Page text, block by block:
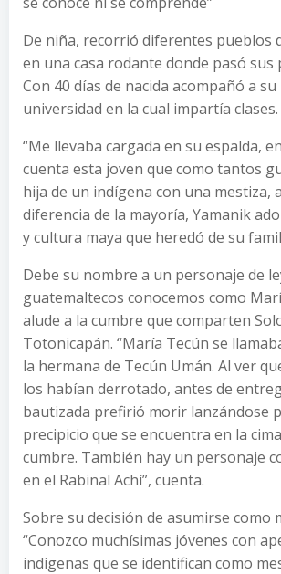
De niña, recorrió diferentes pueblos
en una casa rodante donde pasó sus
Con 40 días de nacida acompañó a
universidad en la cual impartía clases.
“Me llevaba cargada en su espalda,
cuenta esta joven que como tantos
hija de un indígena con una mestiza,
diferencia de la mayoría, Yamanik
y cultura maya que heredó de su
Debe su nombre a un personaje de
guatemaltecos conocemos como
alude a la cumbre que comparten
Totonicapán. “María Tecún se
la hermana de Tecún Umán. Al ver
los habían derrotado, antes de
bautizada prefirió morir lanzándose
precipicio que se encuentra en la
cumbre. También hay un personaje
en el Rabinal Achí”, cuenta.
Sobre su decisión de asumirse como
“Conozco muchísimas jóvenes con
indígenas que se identifican como